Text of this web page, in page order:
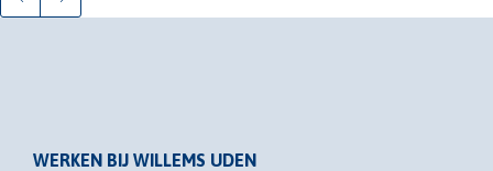
WERKEN BIJ WILLEMS UDEN